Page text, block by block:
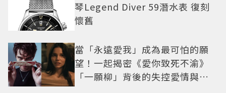
琴Legend Diver 59潛水表 復刻
懷舊
當「永遠愛我」成為最可怕的願
望！一起揭密《愛你致死不渝》
「一願柳」背後的失控愛情與爆